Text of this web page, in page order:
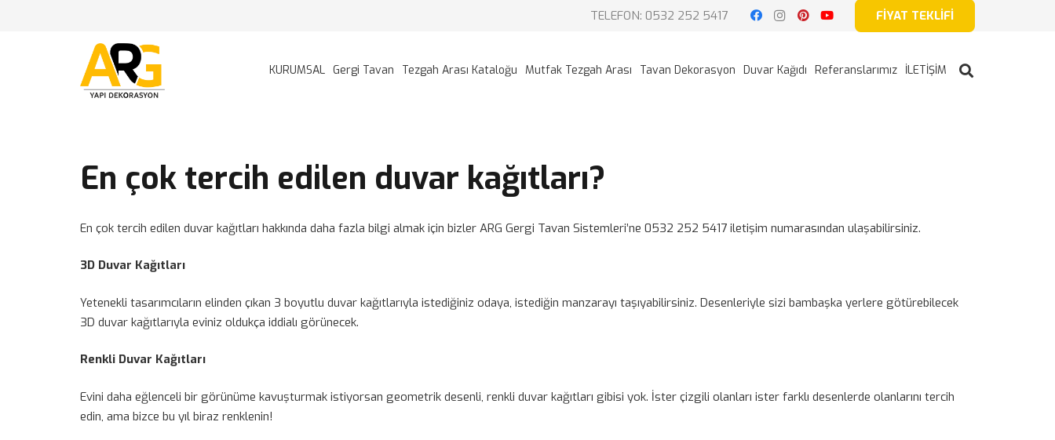
TELEFON: 0532 252 5417 FİYAT TEKLİFİ
KURUMSAL Gergi Tavan Tezgah Arası Kataloğu Mutfak Tezgah Arası Tavan Dekorasyon Duvar Kağıdı Referanslarımız İLETİŞİM
En çok tercih edilen duvar kağıtları?
En çok tercih edilen duvar kağıtları hakkında daha fazla bilgi almak için bizler ARG Gergi Tavan Sistemleri’ne 0532 252 5417 iletişim numarasından ulaşabilirsiniz.
3D Duvar Kağıtları
Yetenekli tasarımcıların elinden çıkan 3 boyutlu duvar kağıtlarıyla istediğiniz odaya, istediğin manzarayı taşıyabilirsiniz. Desenleriyle sizi bambaşka yerlere götürebilecek
3D duvar kağıtlarıyla eviniz oldukça iddialı görünecek.
Renkli Duvar Kağıtları
Evini daha eğlenceli bir görünüme kavuşturmak istiyorsan geometrik desenli, renkli duvar kağıtları gibisi yok. İster çizgili olanları ister farklı desenlerde olanlarını tercih
edin, ama bizce bu yıl biraz renklenin!